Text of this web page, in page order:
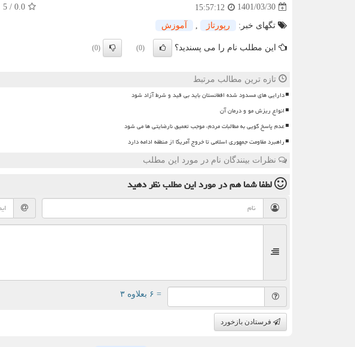
1401/03/30
15:57:12
0.0
/
5
تگهای خبر: رپورتاژ آموزش
این مطلب نام را می پسندید؟ (0)
(0)
تازه ترین مطالب مرتبط
دارایی های مسدود شده افغانستان باید بی قید و شرط آزاد شود
انواع ریزش مو و درمان آن
عدم پاسخ گویی به مطالبات مردم، موجب تعمیق نارضایتی ها می شود
راهبرد مقاومت جمهوری اسلامی تا خروج آمریکا از منطقه ادامه دارد
نظرات بینندگان نام در مورد این مطلب
لطفا شما همدر مورد این مطلبنظر دهید
= ۶ بعلاوه ۳
فرستادن بازخورد